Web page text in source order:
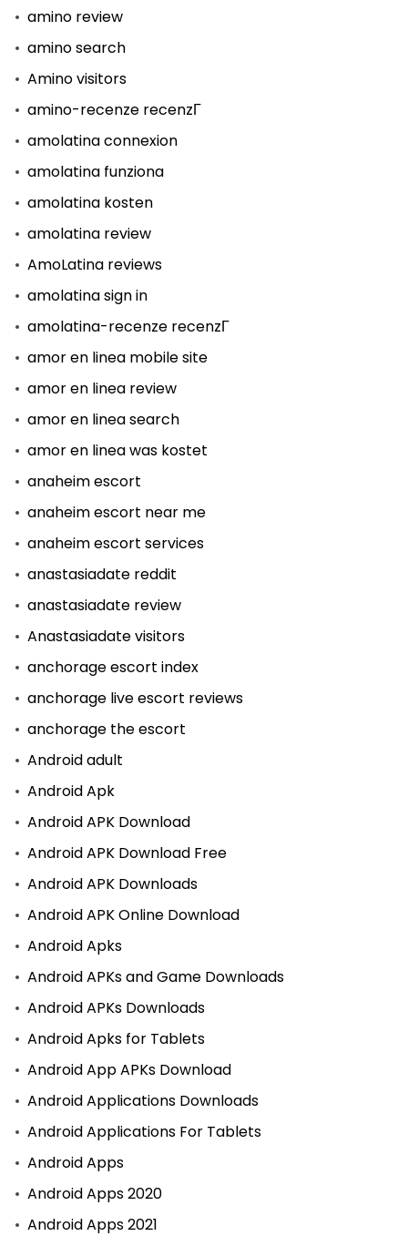
amino review
amino search
Amino visitors
amino-recenze recenzГ­
amolatina connexion
amolatina funziona
amolatina kosten
amolatina review
AmoLatina reviews
amolatina sign in
amolatina-recenze recenzГ­
amor en linea mobile site
amor en linea review
amor en linea search
amor en linea was kostet
anaheim escort
anaheim escort near me
anaheim escort services
anastasiadate reddit
anastasiadate review
Anastasiadate visitors
anchorage escort index
anchorage live escort reviews
anchorage the escort
Android adult
Android Apk
Android APK Download
Android APK Download Free
Android APK Downloads
Android APK Online Download
Android Apks
Android APKs and Game Downloads
Android APKs Downloads
Android Apks for Tablets
Android App APKs Download
Android Applications Downloads
Android Applications For Tablets
Android Apps
Android Apps 2020
Android Apps 2021